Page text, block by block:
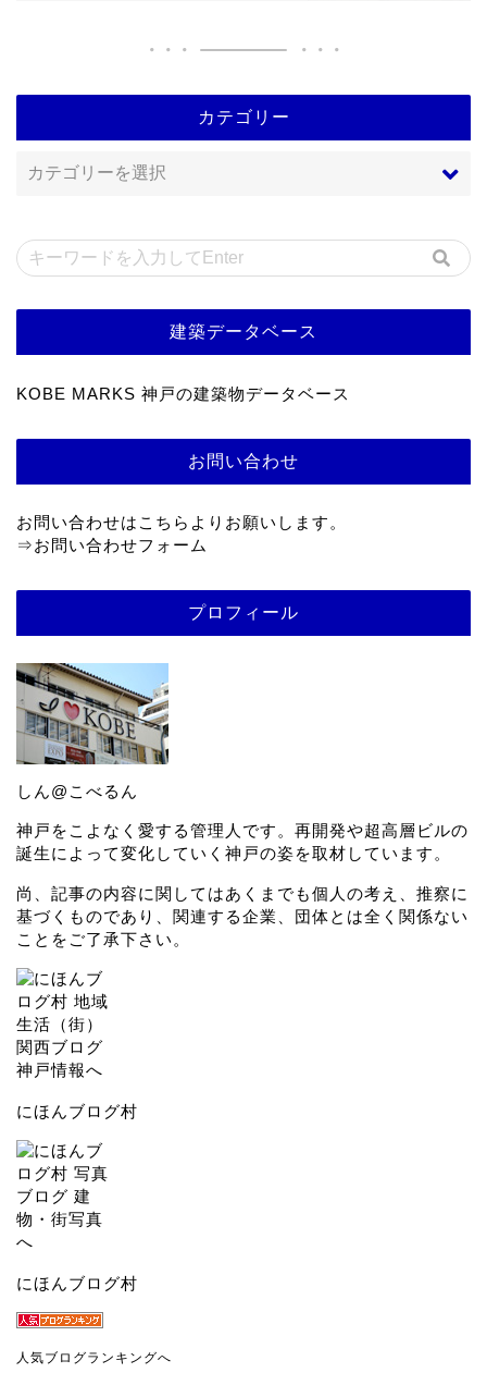
カテゴリー
建築データベース
KOBE MARKS 神戸の建築物データベース
お問い合わせ
お問い合わせはこちらよりお願いします。
⇒お問い合わせフォーム
プロフィール
しん@こべるん
神戸をこよなく愛する管理人です。再開発や超高層ビルの
誕生によって変化していく神戸の姿を取材しています。
尚、記事の内容に関してはあくまでも個人の考え、推察に
基づくものであり、関連する企業、団体とは全く関係ない
ことをご了承下さい。
にほんブログ村
にほんブログ村
人気ブログランキングへ